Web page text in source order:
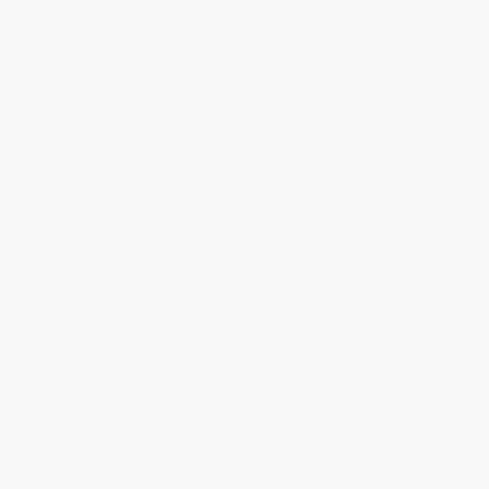
zády. Pandemie koronaviru přiměla k šetření i velké světové
v rámci vysílání
zahájení show a přerušila tím 11 let trvající tradici. V případě
Cola v prosinci vydala prohlášení, že bude nucela propustit
vodu Zico coconut water).
letošní show i kampaně
zhruba 5,5 milionů dolarů, se tak letos společnost rozhodla